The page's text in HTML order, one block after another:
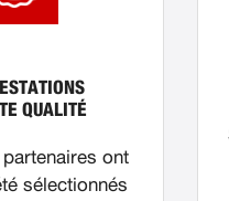
QUALITÉ
partenaires ont
sélectionnés